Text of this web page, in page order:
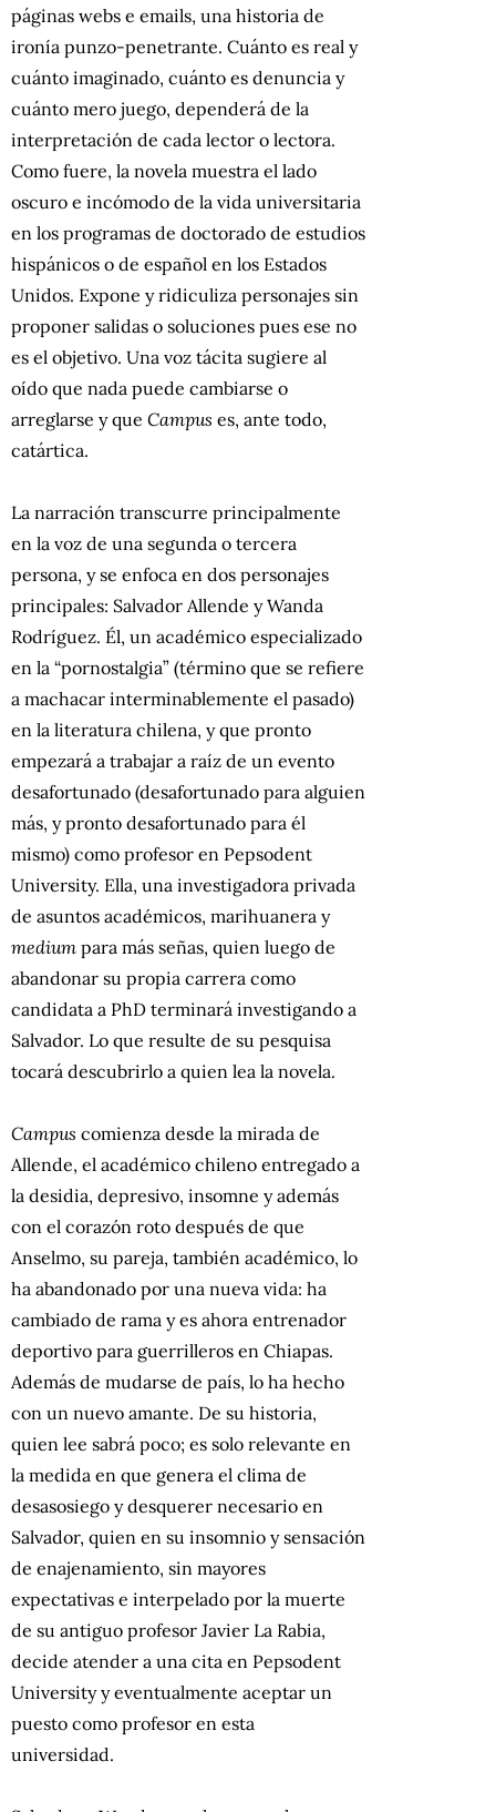
páginas webs e emails, una historia de
ironía punzo-penetrante. Cuánto es real y
cuánto imaginado, cuánto es denuncia y
cuánto mero juego, dependerá de la
interpretación de cada lector o lectora.
Como fuere, la novela muestra el lado
oscuro e incómodo de la vida universitaria
en los programas de doctorado de estudios
hispánicos o de español en los Estados
Unidos. Expone y ridiculiza personajes sin
proponer salidas o soluciones pues ese no
es el objetivo. Una voz tácita sugiere al
oído que nada puede cambiarse o
arreglarse y que Campus es, ante todo,
catártica.
La narración transcurre principalmente
en la voz de una segunda o tercera
persona, y se enfoca en dos personajes
principales: Salvador Allende y Wanda
Rodríguez. Él, un académico especializado
en la “pornostalgia” (término que se refiere
a machacar interminablemente el pasado)
en la literatura chilena, y que pronto
empezará a trabajar a raíz de un evento
desafortunado (desafortunado para alguien
más, y pronto desafortunado para él
mismo) como profesor en Pepsodent
University. Ella, una investigadora privada
de asuntos académicos, marihuanera y
medium para más señas, quien luego de
abandonar su propia carrera como
candidata a PhD terminará investigando a
Salvador. Lo que resulte de su pesquisa
tocará descubrirlo a quien lea la novela.
Campus comienza desde la mirada de
Allende, el académico chileno entregado a
la desidia, depresivo, insomne y además
con el corazón roto después de que
Anselmo, su pareja, también académico, lo
ha abandonado por una nueva vida: ha
cambiado de rama y es ahora entrenador
deportivo para guerrilleros en Chiapas.
Además de mudarse de país, lo ha hecho
con un nuevo amante. De su historia,
quien lee sabrá poco; es solo relevante en
la medida en que genera el clima de
desasosiego y desquerer necesario en
Salvador, quien en su insomnio y sensación
de enajenamiento, sin mayores
expectativas e interpelado por la muerte
de su antiguo profesor Javier La Rabia,
decide atender a una cita en Pepsodent
University y eventualmente aceptar un
puesto como profesor en esta
universidad.